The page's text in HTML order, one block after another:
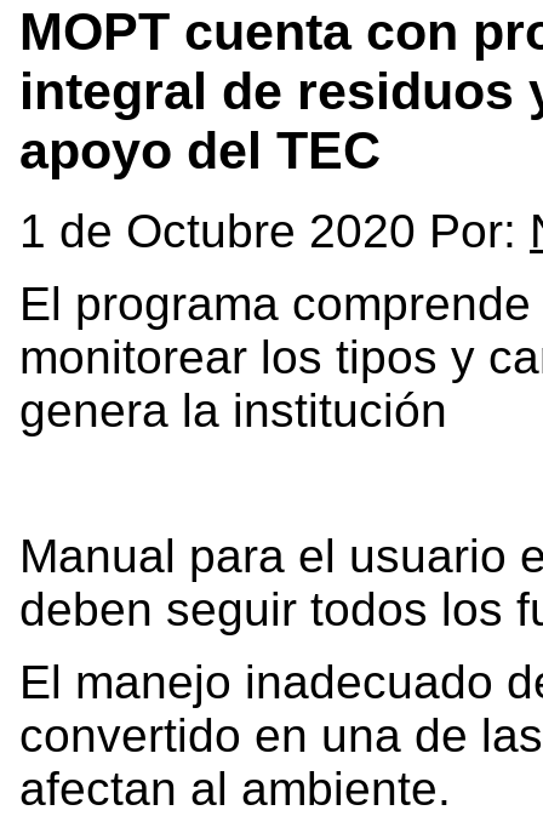
MOPT cuenta con
integral de residuos
apoyo del TEC
1 de Octubre 2020 Por:
El programa
monitorear los tipos y
genera la institución
Manual para el usuario
deben seguir todos los
El manejo inadecuado
convertido en una de
afectan al ambiente.